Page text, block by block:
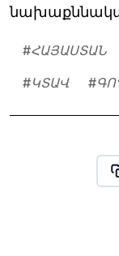
#ՀԱՅԱՍՏԱՆ
#ԿՏԱՎ #